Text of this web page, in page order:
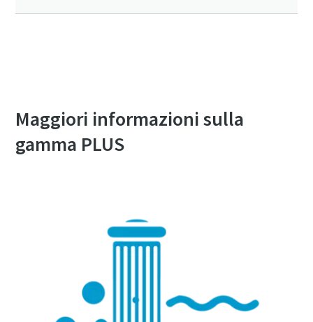
Maggiori informazioni sulla
gamma PLUS